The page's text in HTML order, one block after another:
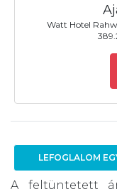
Watt Hotel
LEFOGLALOM
A feltüntetett ár